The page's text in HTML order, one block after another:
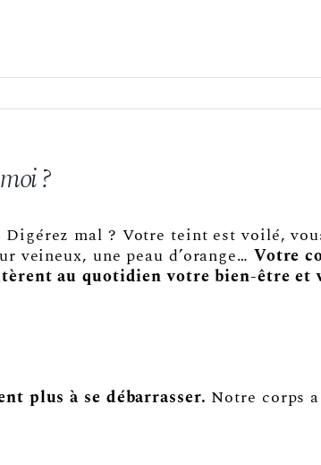
un bon cadeau
?
mal ? Votre teint est voilé,
veineux, une peau d’orange… Votre
au quotidien votre bien-être et
plus à se débarrasser. Notre corps